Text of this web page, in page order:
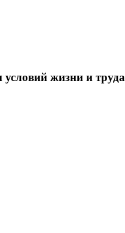
жизни и труда